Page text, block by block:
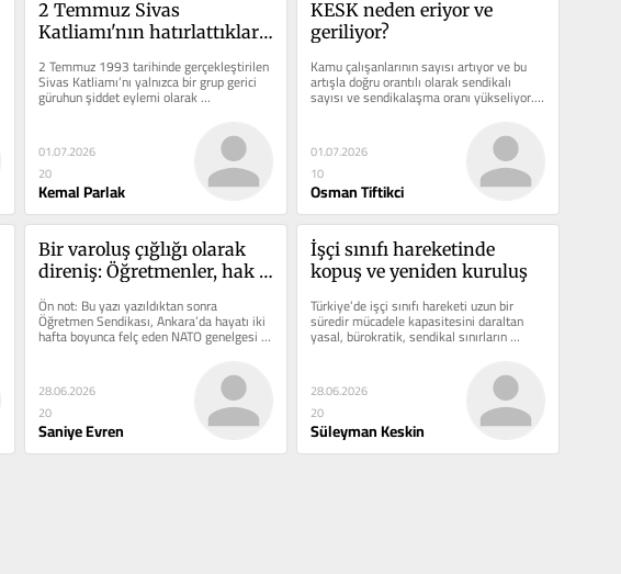
2 Temmuz Sivas
Katliamı'nın hatırlattıkları
2 Temmuz 1993 tarihinde gerçekleştirilen
Sivas Katliamı’nı yalnızca bir grup gerici
güruhun şiddet eylemi olarak
değerlendirmek, ciddi bir...
01.07.2026
20
Kemal Parlak
KESK neden eriyor ve
geriliyor?
Kamu çalışanlarının sayısı artıyor ve bu
artışla doğru orantılı olarak sendikalı
sayısı ve sendikalaşma oranı yükseliyor.
Yeni...
01.07.2026
10
Osman Tiftikci
Bir varoluş çığlığı olarak
direniş: Öğretmenler, hak
ve beden
Ön not: Bu yazı yazıldıktan sonra
Öğretmen Sendikası, Ankara’da hayatı iki
hafta boyunca felç eden NATO genelgesi
nedeniyle Ankara’daki...
28.06.2026
20
Saniye Evren
İşçi sınıfı hareketinde
kopuş ve yeniden kuruluş
Türkiye’de işçi sınıfı hareketi uzun bir
süredir mücadele kapasitesini daraltan
yasal, bürokratik, sendikal sınırların
içerisine...
28.06.2026
20
Süleyman Keskin